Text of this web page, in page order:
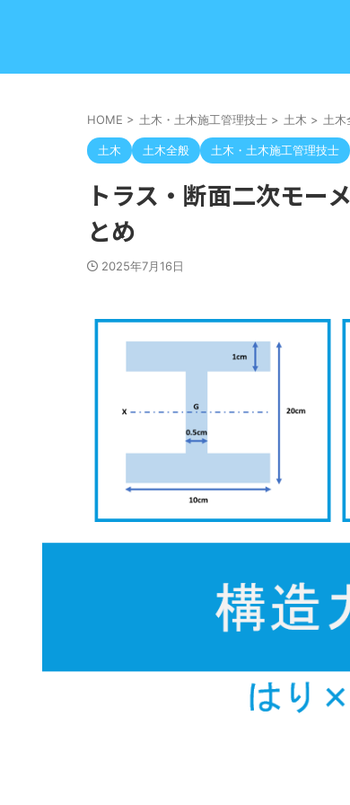
HOME > 土木・土木施工管理技士 > 土木 > 土木
土木 土木全般 土木・土木施工管理技士
トラス・断面二次モー
とめ
2025年7月16日